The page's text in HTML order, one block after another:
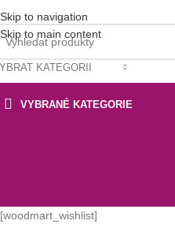
Skip to navigation
Skip to main content
KATEGORII
VYBRANÉ KATEGORIE
[woodmart_wishlist]